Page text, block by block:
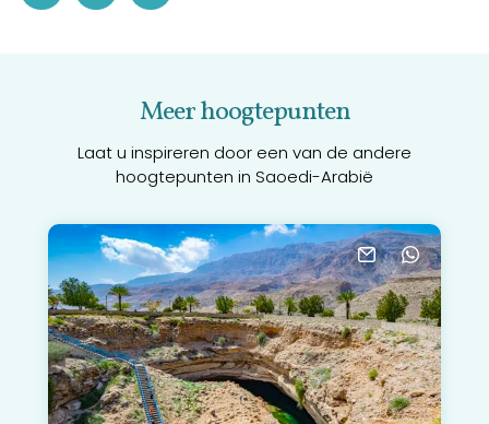
Meer hoogtepunten
Laat u inspireren door een van de andere
hoogtepunten in Saoedi-Arabië